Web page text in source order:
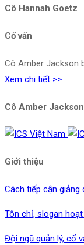
Cô Hannah Goetz
Cố vấn
Cô Amber Jackson
Xem chi tiết >>
Cô Amber Jackson
Giới thiệu
Cách tiếp cận giảng
Tôn chỉ, slogan
Đội ngũ quản lý, cố